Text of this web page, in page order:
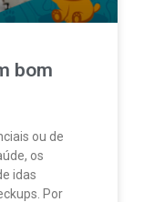
bom
ou de
os
idas
Por